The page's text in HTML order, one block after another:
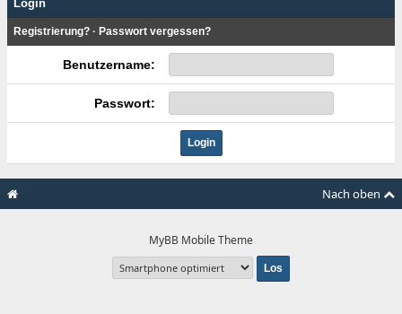
Login
Registrierung? · Passwort vergessen?
Benutzername:
Passwort:
Nach oben
MyBB Mobile Theme